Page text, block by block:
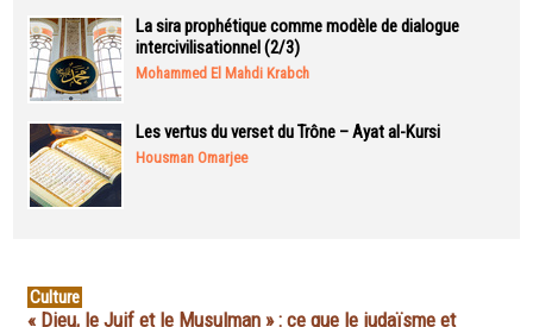
La sira prophétique comme modèle de dialogue
intercivilisationnel (2/3)
Mohammed El Mahdi Krabch
Les vertus du verset du Trône – Ayat al-Kursi
Housman Omarjee
Culture
« Dieu, le Juif et le Musulman » : ce que le judaïsme et